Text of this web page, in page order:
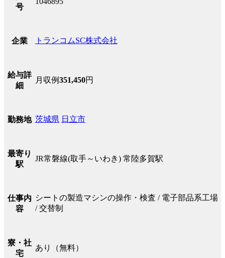
号
企業 トランコムSC株式会社
給与詳
細
月収例351,450円
勤務地 茨城県 日立市
最寄り
駅
JR常磐線(取手～いわき) 常陸多賀駅
仕事内
容
シートの製造マシンの操作・検査 / 電子部品系工場
/ 交替制
寮・社
宅
あり（無料）